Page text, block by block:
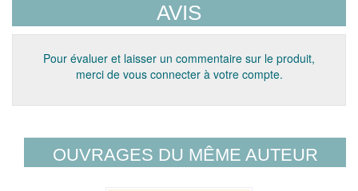
AVIS
Pour évaluer et laisser un commentaire sur le produit,
merci de vous connecter à votre compte.
OUVRAGES DU MÊME AUTEUR